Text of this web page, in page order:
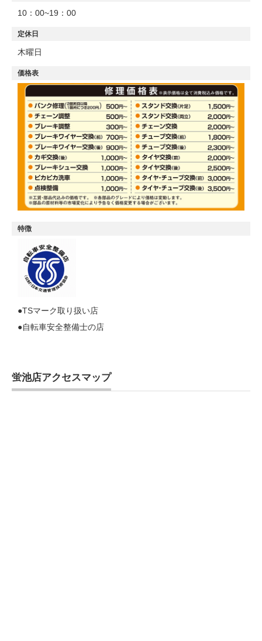
10：00~19：00
定休日
木曜日
価格表
特徴
●TSマーク取り扱い店
●自転車安全整備士の店
蛍池店アクセスマップ